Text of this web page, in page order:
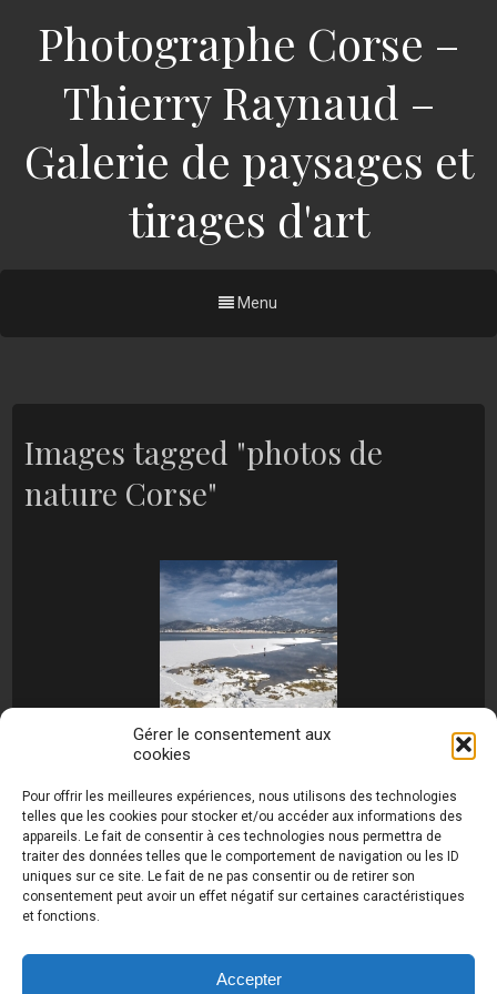
Gérer le consentement aux
cookies
Pour offrir les meilleures expériences, nous utilisons des technologies
telles que les cookies pour stocker et/ou accéder aux informations des
appareils. Le fait de consentir à ces technologies nous permettra de
traiter des données telles que le comportement de navigation ou les ID
uniques sur ce site. Le fait de ne pas consentir ou de retirer son
consentement peut avoir un effet négatif sur certaines caractéristiques
et fonctions.
Accepter
Photographe Corse –
Thierry Raynaud –
Galerie de paysages et
tirages d'art
Menu
Images tagged "photos de
nature Corse"
raynaud.com ©
Toutes les photos de ce site sont